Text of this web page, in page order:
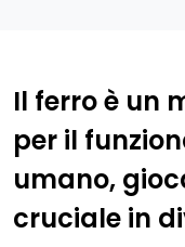
Il ferro è un
per il
umano,
cruciale in